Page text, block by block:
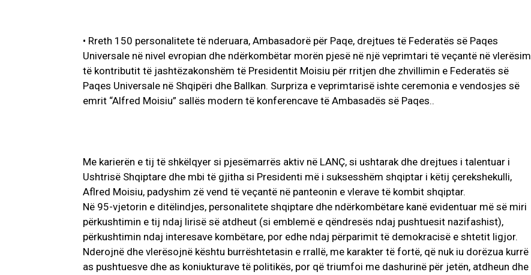
• Rreth 150 personalitete të nderuara, Ambasadorë për Paqe, drejtues të Federatës së Paqes
Universale në nivel evropian dhe ndërkombëtar morën pjesë në një veprimtari të veçantë në vlerësim
të kontributit të jashtëzakonshëm të Presidentit Moisiu për rritjen dhe zhvillimin e Federatës së
Paqes Universale në Shqipëri dhe Ballkan. Surpriza e veprimtarisë ishte ceremonia e vendosjes së
emrit “Alfred Moisiu” sallës modern të konferencave të Ambasadës së Paqes..
Me karierën e tij të shkëlqyer si pjesëmarrës aktiv në LANÇ, si ushtarak dhe drejtues i talentuar i
Ushtrisë Shqiptare dhe mbi të gjitha si Presidenti më i suksesshëm shqiptar i këtij çerekshekulli,
Aflred Moisiu, padyshim zë vend të veçantë në panteonin e vlerave të kombit shqiptar.
Në 95-vjetorin e ditëlindjes, personalitete shqiptare dhe ndërkombëtare kanë evidentuar më së miri
përkushtimin e tij ndaj lirisë së atdheut (si emblemë e qëndresës ndaj pushtuesit nazifashist),
përkushtimin ndaj interesave kombëtare, por edhe ndaj përparimit të demokracisë e shtetit ligjor.
Nderojnë dhe vlerësojnë kështu burrështetasin e rrallë, me karakter të fortë, që nuk iu dorëzua kurrë
as pushtuesve dhe as koniukturave të politikës, por që triumfoi me dashurinë për jetën, atdheun dhe
AKTUALITET
20 Shtator 2025